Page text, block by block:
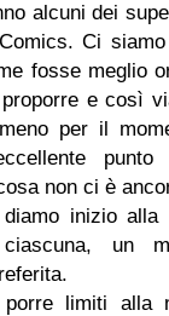
alcuni dei
Ci
fosse meglio
e così
per il
non ci è
inizio alla
ciascuna, un
porre limiti alla